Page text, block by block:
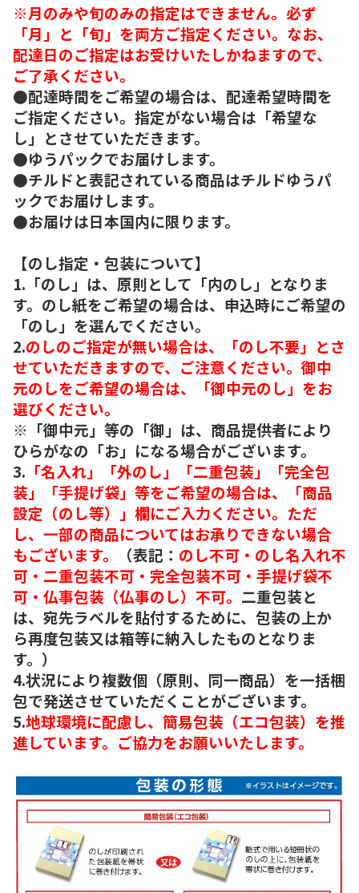
※月のみや旬のみの指定はできません。必ず
「月」と「旬」を両方ご指定ください。なお、
配達日のご指定はお受けいたしかねますので、
ご了承ください。
●配達時間をご希望の場合は、配達希望時間を
ご指定ください。指定がない場合は「希望な
し」とさせていただきます。
●ゆうパックでお届けします。
●チルドと表記されている商品はチルドゆうパ
ックでお届けします。
●お届けは日本国内に限ります。
【のし指定・包装について】
1.「のし」は、原則として「内のし」となりま
す。のし紙をご希望の場合は、申込時にご希望の
「のし」を選んでください。
2.のしのご指定が無い場合は、「のし不要」とさ
せていただきますので、ご注意ください。御中
元のしをご希望の場合は、「御中元のし」をお
選びください。
※「御中元」等の「御」は、商品提供者により
ひらがなの「お」になる場合がございます。
3. 「名入れ」「外のし」「二重包装」「完全包
装」「手提げ袋」等をご希望の場合は、「商品
設定（のし等）」欄にご入力ください。ただ
し、一部の商品についてはお承りできない場合
もございます。
（表記： のし不可・のし名入れ不
可・二重包装不可・完全包装不可・手提げ袋不
可・仏事包装（仏事のし）不可。 二重包装と
は、宛先ラベルを貼付するために、包装の上か
ら再度包装又は箱等に納入したものとなりま
す。）
4.状況により複数個（原則、同一商品）を一括梱
包で発送させていただくことがございます。
5.地球環境に配慮し、簡易包装（エコ包装）を推
進しています。ご協力をお願いいたします。